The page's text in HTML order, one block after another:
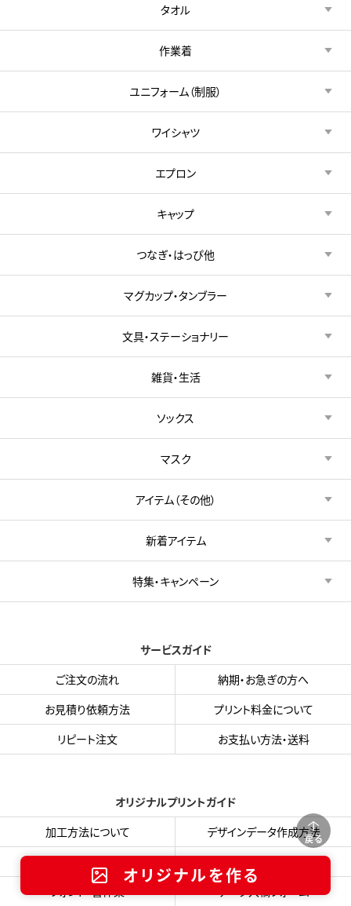
戻る
オリジナルを作る
タオル
作業着
ユニフォーム（制服）
ワイシャツ
エプロン
キャップ
つなぎ・はっぴ他
マグカップ・タンブラー
文具・ステーショナリー
雑貨・生活
ソックス
マスク
アイテム（その他）
新着アイテム
特集・キャンペーン
サービスガイド
ご注文の流れ
納期・お急ぎの方へ
お見積り依頼方法
プリント料金について
リピート注文
お支払い方法・送料
オリジナルプリントガイド
加工方法について
デザインデータ作成方法
プリント色サンプル
入稿用テンプレート